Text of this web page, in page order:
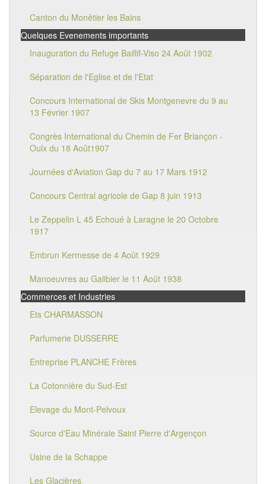
Canton du Monêtier les Bains
Quelques Evenements importants
Inauguration du Refuge Baillif-Viso 24 Août 1902
Séparation de l'Eglise et de l'Etat
Concours International de Skis Montgenevre du 9 au
13 Février 1907
Congrès International du Chemin de Fer Briançon -
Oulx du 18 Août1907
Journées d'Aviation Gap du 7 au 17 Mars 1912
Concours Central agricole de Gap 8 juin 1913
Le Zeppelin L 45 Echoué à Laragne le 20 Octobre
1917
Embrun Kermesse de 4 Août 1929
Manoeuvres au Galibier le 11 Août 1938
Commerces et Industries
Ets CHARMASSON
Parfumerie DUSSERRE
Entreprise PLANCHE Frères
La Cotonnière du Sud-Est
Elevage du Mont-Pelvoux
Source d'Eau Minérale Saint Pierre d'Argençon
Usine de la Schappe
Les Glacières